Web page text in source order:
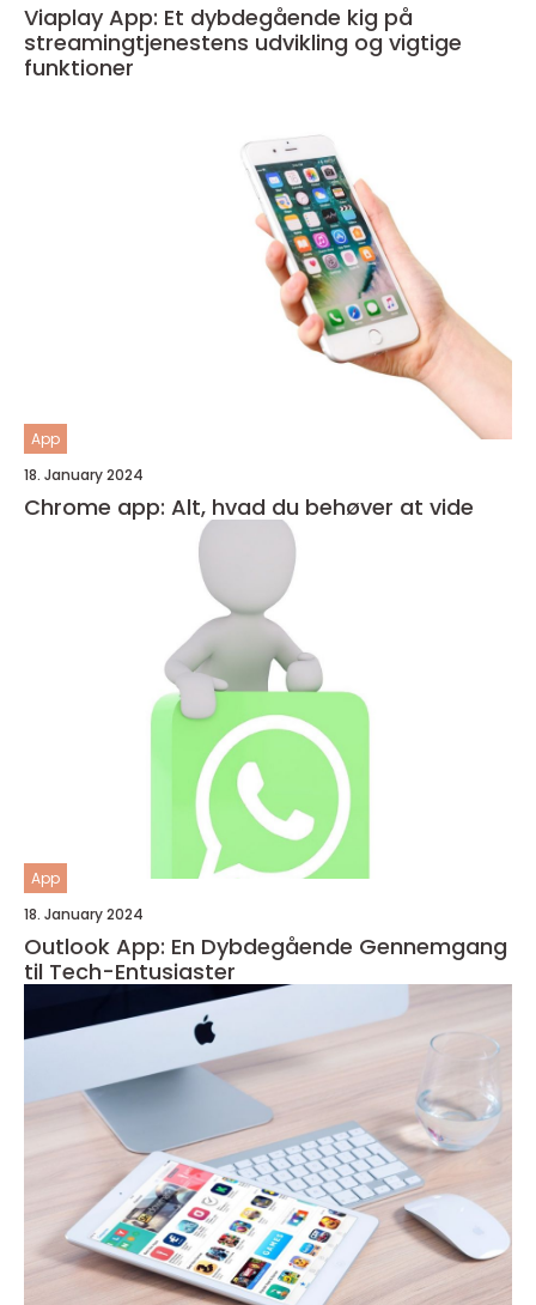
Viaplay App: Et dybdegående kig på
streamingtjenestens udvikling og vigtige
funktioner
App
18. January 2024
Chrome app: Alt, hvad du behøver at vide
App
18. January 2024
Outlook App: En Dybdegående Gennemgang
til Tech-Entusiaster